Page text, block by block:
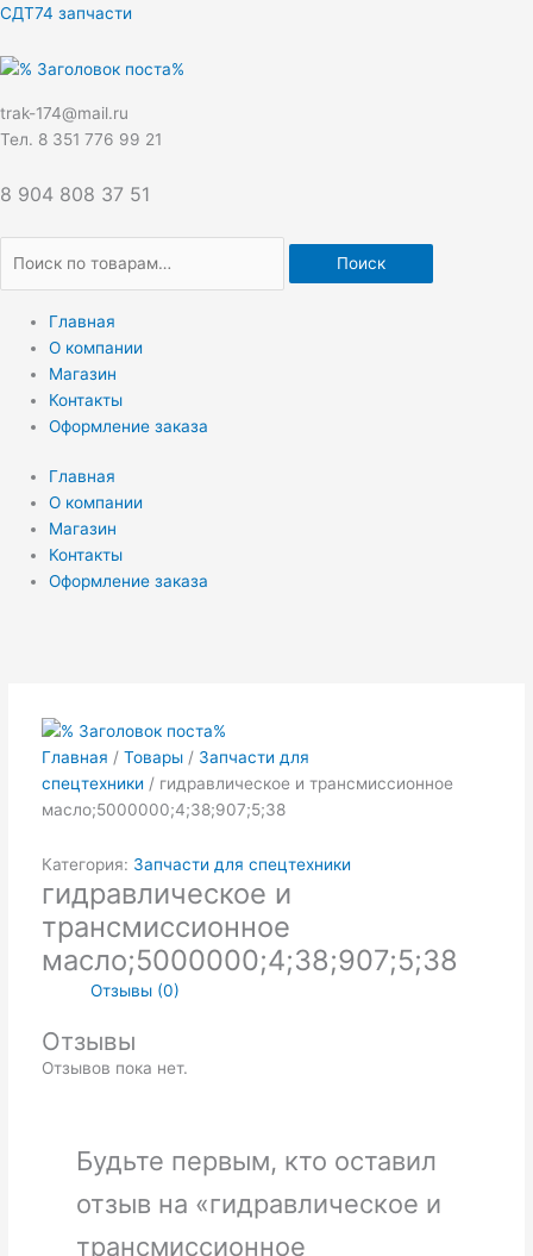
Перейти
содержимому
СДТ74 запчасти
trak-174@mail.ru
Тел. 8 351 776 99 21
8 904 808 37 51
Искать:
Поиск
Главная
О компании
Магазин
Контакты
Оформление заказа
Главная
О компании
Магазин
Контакты
Оформление заказа
Главная / Товары/ Запчасти для
спецтехники / гидравлическое и трансмиссионное
масло;5000000;4;38;907;5;38
Категория: Запчасти для спецтехники
гидравлическое и
трансмиссионное
масло;5000000;4;38;907;5;38
Отзывы (0)
Отзывы
Отзывов пока нет.
Будьте первым, кто оставил
отзыв на «гидравлическое и
трансмиссионное